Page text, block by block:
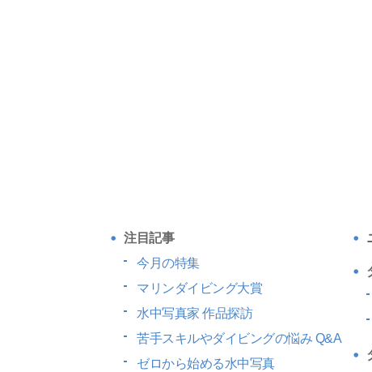
注目記事
今月の特集
マリンダイビング大賞
水中写真家 作品探訪
苦手スキルやダイビングの悩み Q&A
ゼロから始める水中写真